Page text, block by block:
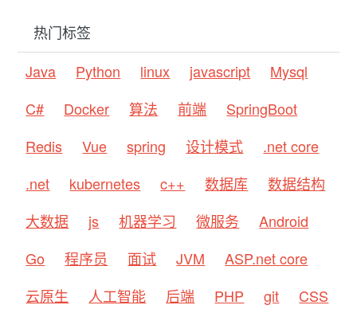
热门标签
Java
Python linux javascript
Mysql
C#
Docker 算法 前端
SpringBoot
Redis
Vue spring 设计模式
.net core
.net
kubernetes c++ 数据库
数据结构
大数据
js 机器学习 微服务
Android
Go
程序员 面试 JVM
ASP.net core
云原生
人工智能 后端 PHP git
CSS